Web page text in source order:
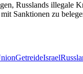
Russlands illegale
Sanktionen zu
GetreideIsrael